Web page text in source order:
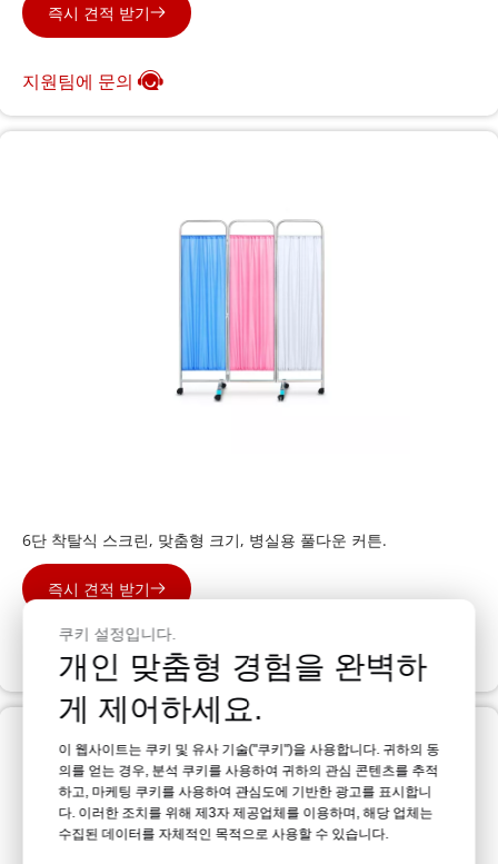
즉시 견적 받기
지원팀에 문의
6단 착탈식 스크린, 맞춤형 크기, 병실용 풀다운 커튼.
즉시 견적 받기
지원팀에 문의
쿠키 설정입니다.
개인 맞춤형 경험을 완벽하
게 제어하세요.
이 웹사이트는 쿠키 및 유사 기술("쿠키")을 사용합니다. 귀하의 동
의를 얻는 경우, 분석 쿠키를 사용하여 귀하의 관심 콘텐츠를 추적
하고, 마케팅 쿠키를 사용하여 관심도에 기반한 광고를 표시합니
다. 이러한 조치를 위해 제3자 제공업체를 이용하며, 해당 업체는
수집된 데이터를 자체적인 목적으로 사용할 수 있습니다.